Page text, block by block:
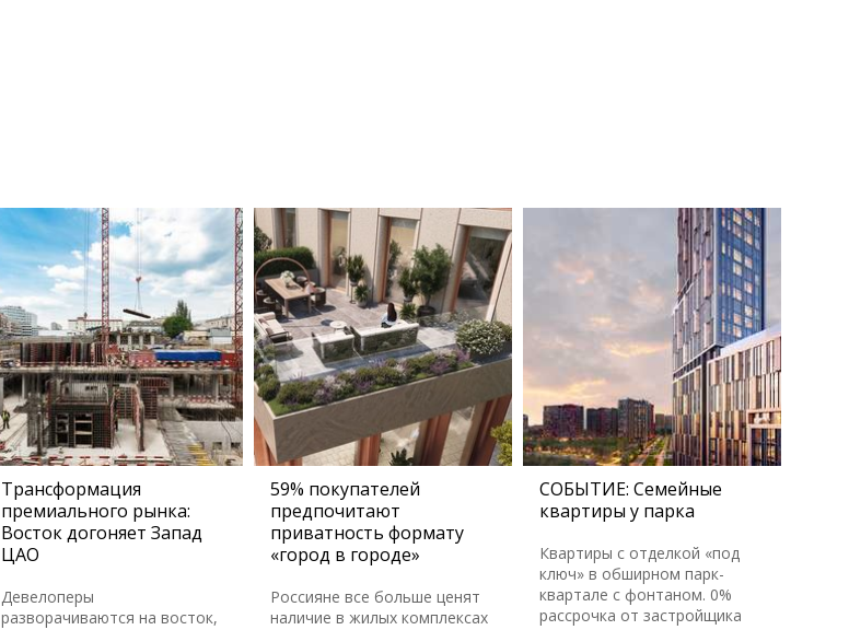
Трансформация
премиального рынка:
Восток догоняет Запад
ЦАО
Девелоперы
разворачиваются на восток,
59% покупателей
предпочитают
приватность формату
«город в городе»
Россияне все больше ценят
наличие в жилых комплексах
СОБЫТИЕ: Семейные
квартиры у парка
Квартиры с отделкой «под
ключ» в обширном парк-
квартале с фонтаном. 0%
рассрочка от застройщика